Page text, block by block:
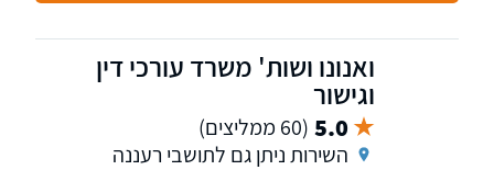
ואנונו ושות' משרד עורכי דין
וגישור
5.0 (60 ממליצים)
השירות ניתן גם לתושבי רעננה